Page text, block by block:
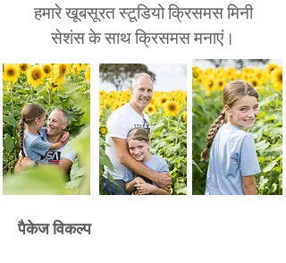
हमारे खूबसूरत स्टूडियो क्रिसमस मिनी
सेशंस के साथ क्रिसमस मनाएं।
पैकेज विकल्प